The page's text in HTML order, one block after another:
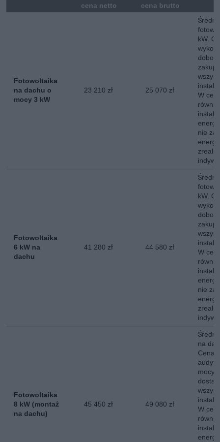
cena netto cena brutto
Fotowoltaika
na dachu o
mocy 3 kW
23 210 zł 25 070 zł
Średni
kW.
W
nie
Fotowoltaika
6 kW na
dachu
41 280 zł 44 580 zł
Średni
kW.
W
nie
Fotowoltaika
8 kW (montaż
na dachu)
45 450 zł 49 080 zł
Średni
na
Cena
mocy
W